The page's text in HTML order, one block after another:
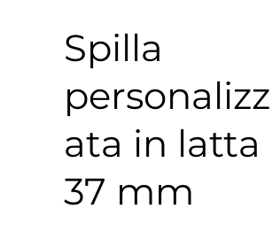
Spilla
personalizz
ata in latta
37 mm